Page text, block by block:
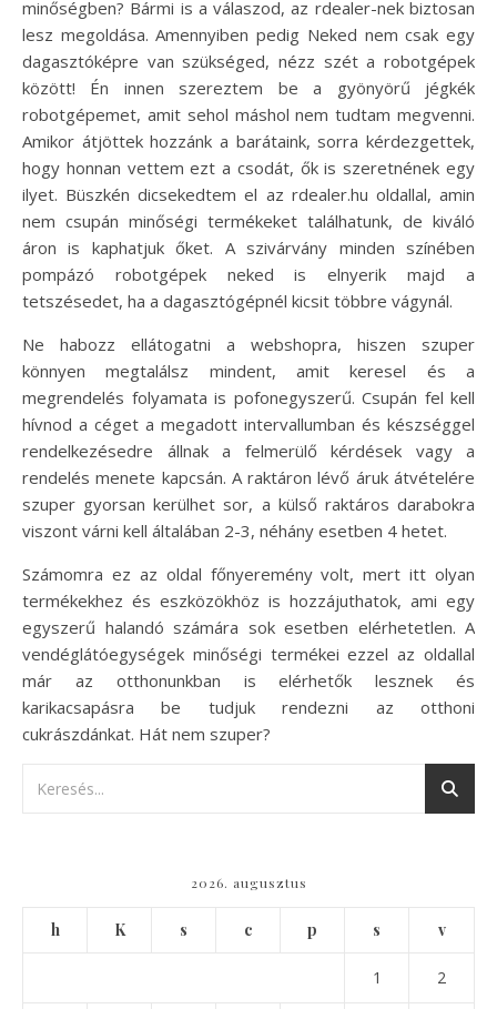
minőségben? Bármi is a válaszod, az rdealer-nek biztosan
lesz megoldása. Amennyiben pedig Neked nem csak egy
dagasztóképre van szükséged, nézz szét a robotgépek
között! Én innen szereztem be a gyönyörű jégkék
robotgépemet, amit sehol máshol nem tudtam megvenni.
Amikor átjöttek hozzánk a barátaink, sorra kérdezgettek,
hogy honnan vettem ezt a csodát, ők is szeretnének egy
ilyet. Büszkén dicsekedtem el az rdealer.hu oldallal, amin
nem csupán minőségi termékeket találhatunk, de kiváló
áron is kaphatjuk őket. A szivárvány minden színében
pompázó robotgépek neked is elnyerik majd a
tetszésedet, ha a dagasztógépnél kicsit többre vágynál.
Ne habozz ellátogatni a webshopra, hiszen szuper
könnyen megtalálsz mindent, amit keresel és a
megrendelés folyamata is pofonegyszerű. Csupán fel kell
hívnod a céget a megadott intervallumban és készséggel
rendelkezésedre állnak a felmerülő kérdések vagy a
rendelés menete kapcsán. A raktáron lévő áruk átvételére
szuper gyorsan kerülhet sor, a külső raktáros darabokra
viszont várni kell általában 2-3, néhány esetben 4 hetet.
Számomra ez az oldal főnyeremény volt, mert itt olyan
termékekhez és eszközökhöz is hozzájuthatok, ami egy
egyszerű halandó számára sok esetben elérhetetlen. A
vendéglátóegységek minőségi termékei ezzel az oldallal
már az otthonunkban is elérhetők lesznek és
karikacsapásra be tudjuk rendezni az otthoni
cukrászdánkat. Hát nem szuper?
2026. augusztus
h K s c p s v
1 2